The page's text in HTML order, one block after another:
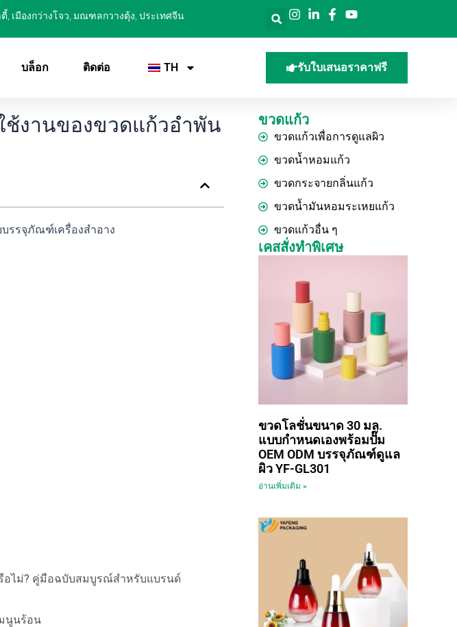
, เมืองกว่างโจว, มณฑลกวางตุ้ง, ประเทศจีน
บล็อก ติดต่อ TH รับใบเสนอราคาฟรี
ช้งานของขวดแก้วอำพัน
รรจุภัณฑ์เครื่องสำอาง
อไม่? คู่มือฉบับสมบูรณ์สำหรับแบรนด์
นูนร้อน
ขวดแก้ว
ขวดแก้วเพื่อการดูแลผิว
ขวดน้ำหอมแก้ว
ขวดกระจายกลิ่นแก้ว
ขวดน้ำมันหอมระเหยแก้ว
ขวดแก้วอื่น ๆ
เคสสั่งทำพิเศษ
ขวดโลชั่นขนาด 30 มล.
แบบกำหนดเองพร้อมปั๊ม
OEM ODM บรรจุภัณฑ์ดูแล
ผิว YF-GL301
อ่านเพิ่มเติม »